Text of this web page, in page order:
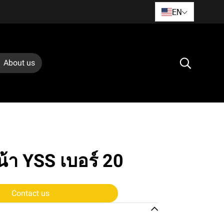
EN
About us
YSS เบอร์ 20
Contact us